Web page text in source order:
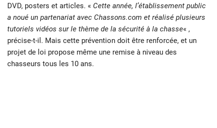
DVD, posters et articles. « Cette année, l’établissement public
a noué un partenariat avec Chassons.com et réalisé plusieurs
tutoriels vidéos sur le thème de la sécurité à la chasse« ,
précise-t-il. Mais cette prévention doit être renforcée, et un
projet de loi propose même une remise à niveau des
chasseurs tous les 10 ans.